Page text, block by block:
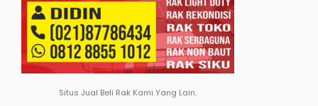
Situs Jual Beli Rak Kami Yang Lain.